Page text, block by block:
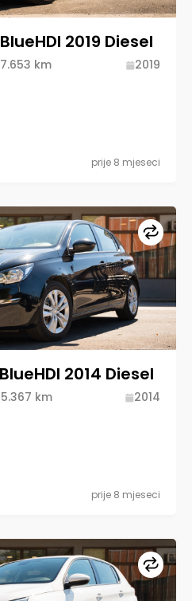
2019 Diesel
km
2019
prije 8 mjeseci
2014 Diesel
km
2014
prije 8 mjeseci